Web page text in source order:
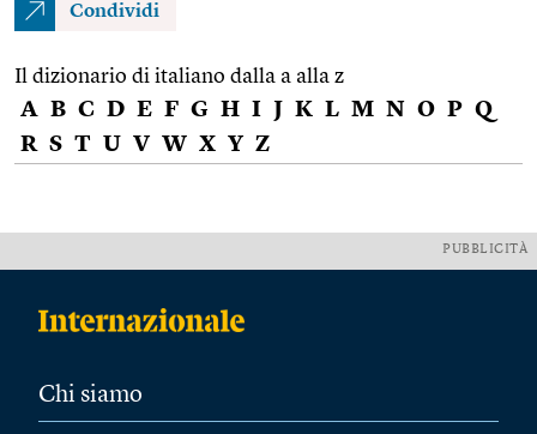
Condividi
Il dizionario di italiano dalla a alla z
A B C D E F G H I J K L M N O P Q
R S T U V W X Y Z
PUBBLICITÀ
Chi siamo